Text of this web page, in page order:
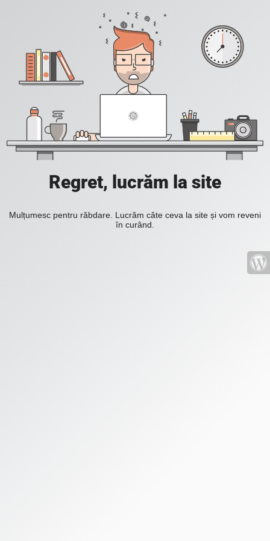
Regret, lucrăm la site
Mulțumesc pentru răbdare. Lucrăm câte ceva la site și vom reveni
în curând.